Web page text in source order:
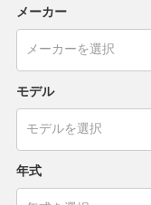
メーカー
モデル
年式